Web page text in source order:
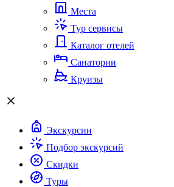
Места
Тур сервисы
Каталог отелей
Санатории
Круизы
Экскурсии
Подбор экскурсий
Скидки
Туры